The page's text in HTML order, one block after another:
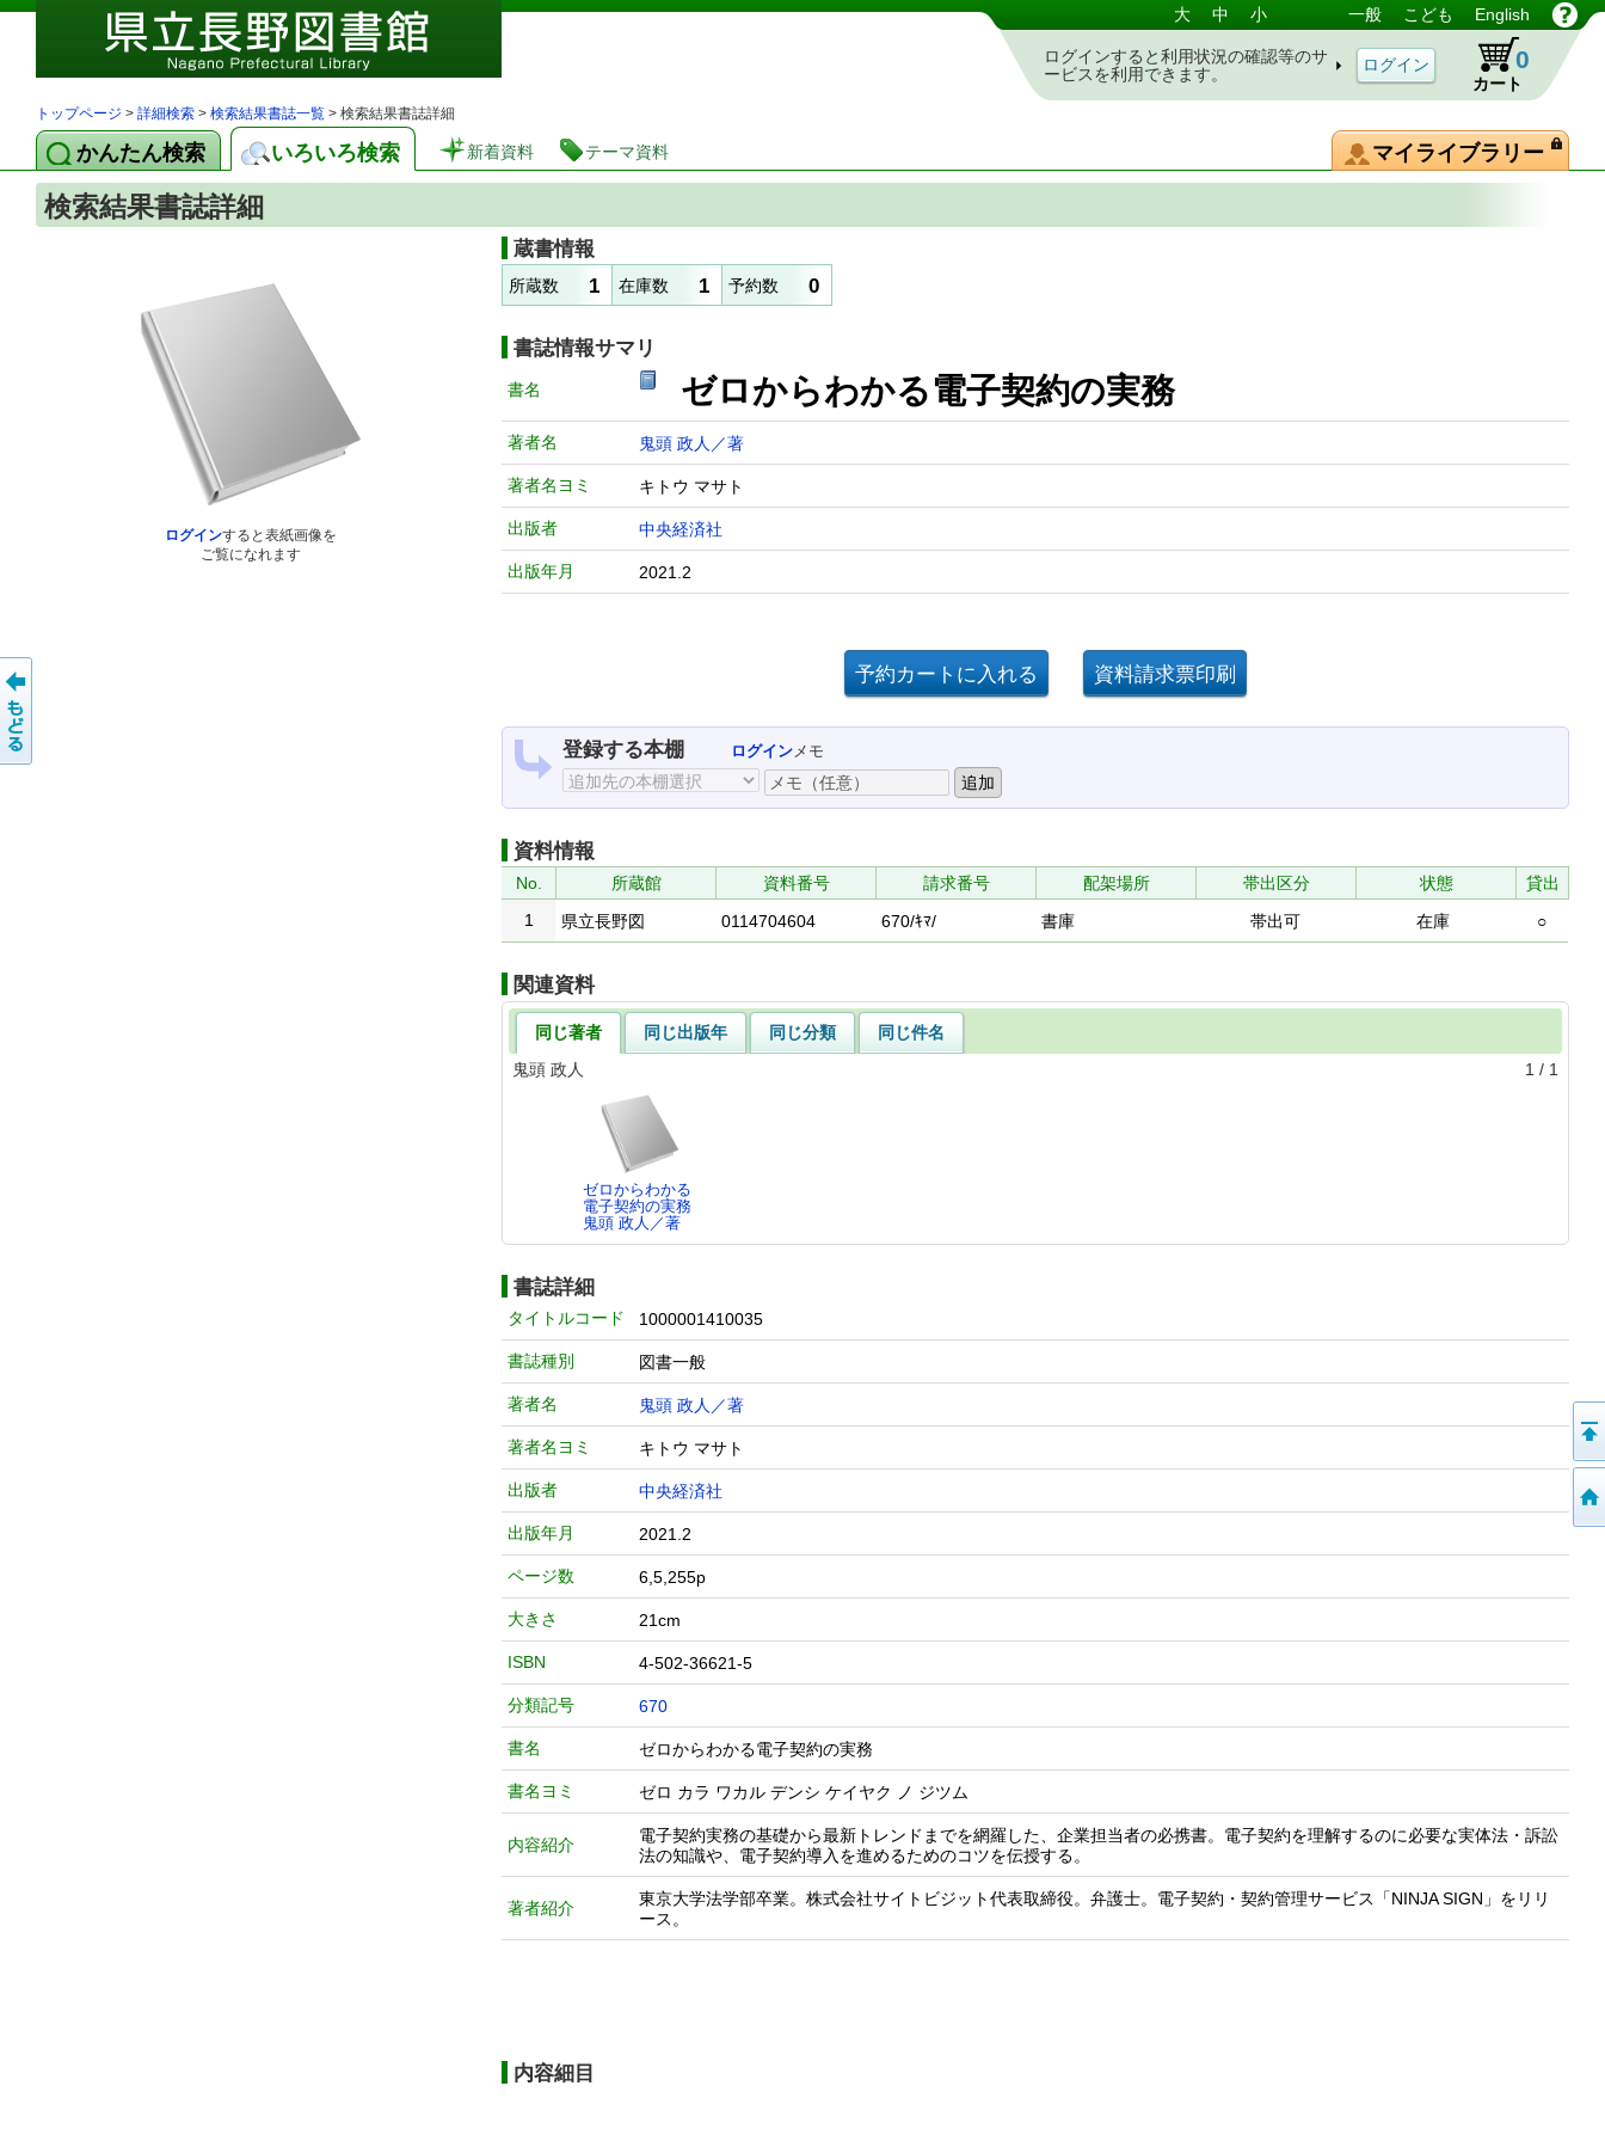
図書館 蔵書検索・予約システム 大 中 小 一般 こども English
ログインすると利用状況の確認等のサ
ービスを利用できます。
カート
0
トップページ > 詳細検索 > 検索結果書誌一覧 > 検索結果書誌詳細
かんたん検索 いろいろ検索 新着資料 テーマ資料 マイライブラリー
検索結果書誌詳細
ログインすると表紙画像を
ご覧になれます
蔵書情報
所蔵数 1 在庫数 1 予約数 0
書誌情報サマリ
書名 ゼロからわかる電子契約の実務
著者名 鬼頭 政人／著
著者名ヨミ キトウ マサト
出版者 中央経済社
出版年月 2021.2
登録する本棚 ログインメモ
資料情報
No. 所蔵館 資料番号 請求番号 配架場所 帯出区分 状態
貸出
1
県立長野図 0114704604 670/ｷﾏ/ 書庫 帯出可 在庫 ○
関連資料
同じ著者 同じ出版年 同じ分類
同じ件名
鬼頭 政人
1 / 1
ゼロからわかる
電子契約の実務
鬼頭 政人／著
書誌詳細
タイトルコード 1000001410035
書誌種別 図書一般
著者名 鬼頭 政人／著
著者名ヨミ キトウ マサト
出版者 中央経済社
出版年月 2021.2
ページ数 6,5,255p
大きさ 21cm
ISBN 4-502-36621-5
分類記号 670
書名 ゼロからわかる電子契約の実務
書名ヨミ ゼロ カラ ワカル デンシ ケイヤク ノ ジツム
内容紹介
電子契約実務の基礎から最新トレンドまでを網羅した、企業担当者の必携書。電子契約を理解するのに必要な実体法・訴訟
法の知識や、電子契約導入を進めるためのコツを伝授する。
著者紹介
東京大学法学部卒業。株式会社サイトビジット代表取締役。弁護士。電子契約・契約管理サービス「NINJA SIGN」をリリ
ース。
内容細目